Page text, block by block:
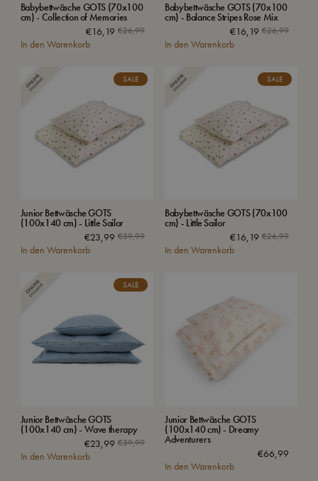
Babybettwäsche GOTS (70x100
cm) - Collection of Memories
€26,99
€16,19
In den Warenkorb
Babybettwäsche GOTS (70x100
cm) - Balance Stripes Rose Mix
€26,99
€16,19
In den Warenkorb
SALE
Junior Bettwäsche GOTS
(100x140 cm) - Little Sailor
€39,99
€23,99
In den Warenkorb
SALE
Babybettwäsche GOTS (70x100
cm) - Little Sailor
€26,99
€16,19
In den Warenkorb
SALE
Junior Bettwäsche GOTS
(100x140 cm) - Wave therapy
€39,99
€23,99
In den Warenkorb
Junior Bettwäsche GOTS
(100x140 cm) - Dreamy
Adventurers
€66,99
In den Warenkorb